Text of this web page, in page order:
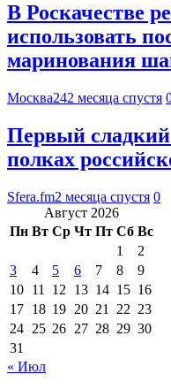
В Роскачестве
использовать
маринования
Москва242 месяца спустя
Первый
полках
Sfera.fm2 месяца спустя 0
Август 2026
Пн Вт Ср Чт Пт Сб Вс
1
2
3
4 5 6 7 8
9
10 11 12 13 14 15 16
17 18 19 20 21 22 23
24 25 26 27 28 29 30
31
« Июл